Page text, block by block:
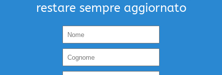
restare sempre aggiornato